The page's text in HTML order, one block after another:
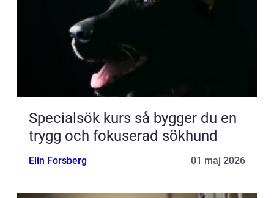
Specialsök kurs så bygger du en
trygg och fokuserad sökhund
Elin Forsberg 01 maj 2026